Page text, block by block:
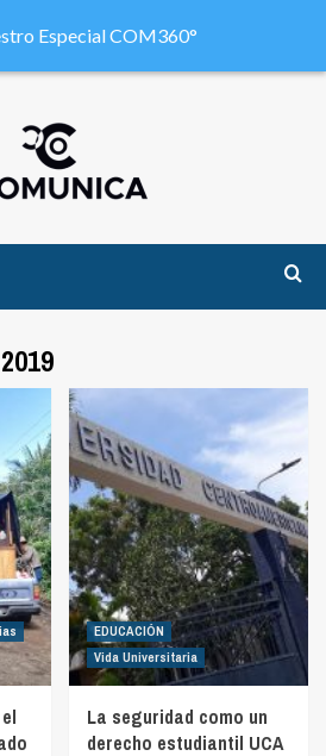
EDUCACIÓN
Vida Universitaria
La seguridad como un
derecho estudiantil UCA
Especial COM360°